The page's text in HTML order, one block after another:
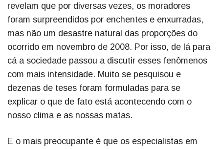
revelam que por diversas vezes, os moradores
foram surpreendidos por enchentes e enxurradas,
mas não um desastre natural das proporções do
ocorrido em novembro de 2008. Por isso, de lá para
cá a sociedade passou a discutir esses fenômenos
com mais intensidade. Muito se pesquisou e
dezenas de teses foram formuladas para se
explicar o que de fato está acontecendo com o
nosso clima e as nossas matas.
E o mais preocupante é que os especialistas em